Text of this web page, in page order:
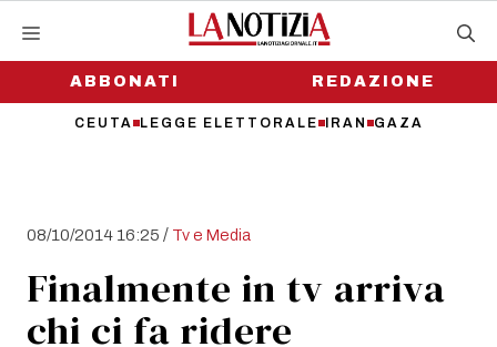
contenutoABBONATI
CEUTA LEGGE ELETTORALE IRAN GAZA
REDAZIONE
08/10/2014 16:25 / Tv e Media
Finalmente in tv arriva
chi ci fa ridere